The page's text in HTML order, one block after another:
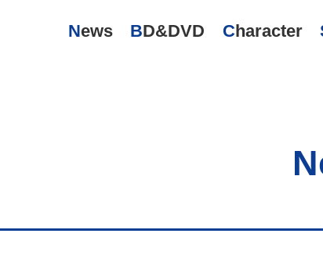
News BD&DVD Character